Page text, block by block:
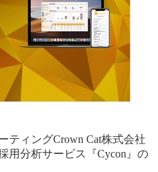
ティングCrown Cat株式会社
用分析サービス『Cycon』の